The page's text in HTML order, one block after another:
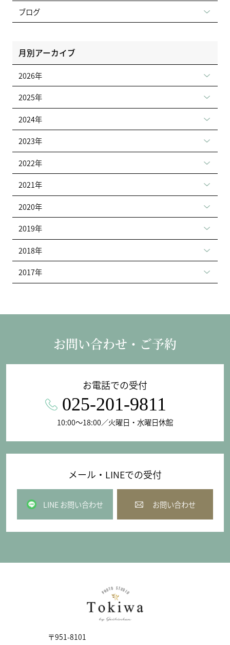
ブログ
月別アーカイブ
2026年
2025年
2024年
2023年
2022年
2021年
2020年
2019年
2018年
2017年
お問い合わせ・ご予約
お電話での受付
025-201-9811
10:00〜18:00／火曜日・水曜日休館
メール・LINEでの受付
LINE お問い合わせ お問い合わせ
〒951-8101